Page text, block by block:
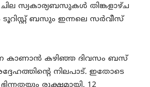
സ്വകാര്യബസുകള്‍ തിങ്കളാഴ്ച
ബസും ഇന്നലെ സര്‍വീസ്
കാണാന്‍ കഴിഞ്ഞ ദിവസം ബസ്
നിലപാട്. ഇതോടെ